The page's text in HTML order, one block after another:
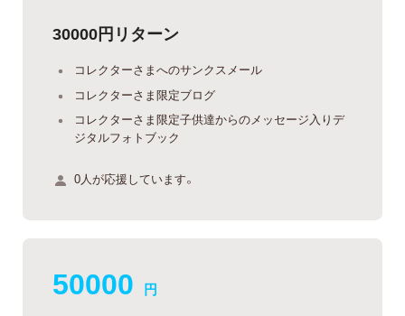
30000円リターン
コレクターさまへのサンクスメール
コレクターさま限定ブログ
コレクターさま限定子供達からのメッセージ入りデ
ジタルフォトブック
0人が応援しています。
50000 円